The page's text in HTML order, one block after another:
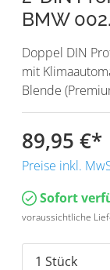
BMW
Doppel DIN
mit
Blende
89,95 €*
Preise inkl.
Sofort
voraussichtliche